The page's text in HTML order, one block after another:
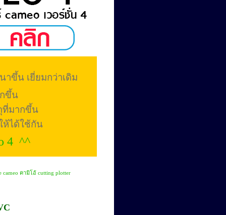
าขึ้น เยี่ยมกว่าเดิม
ขึ้น
ที่มากขึ้น
ห้ได้ใช้กัน
4 ^^